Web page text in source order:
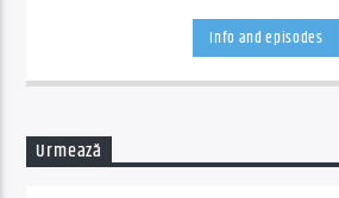
dedicat culturii generale, jocurilor
de tot felul.
Info and episodes
Urmează